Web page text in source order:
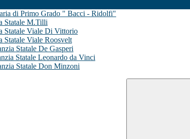
di Primo Grado " Bacci - Ridolfi"
Statale M.Tilli
Statale Viale Di Vittorio
Statale Viale Roosvelt
Statale De Gasperi
Statale Leonardo da Vinci
Statale Don Minzoni